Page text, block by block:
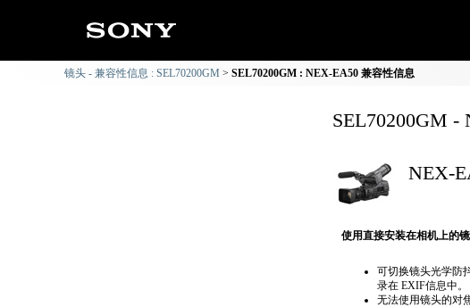
镜头 - 兼容性信息 : SEL70200GM SEL70200GM : NEX-EA50 兼容性信息
SEL70200GM
NEX-
使用直接安装在相机上的镜
可切换镜头光学防
录在 EXIF信息中。
无法使用镜头的对